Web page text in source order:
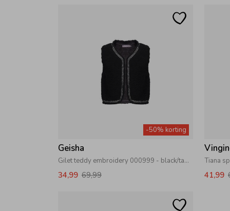
-50% korting
Geisha
Gilet teddy embroidery 000999 - black/tape black zigzag
34,99 69,99
Tiana
41,99